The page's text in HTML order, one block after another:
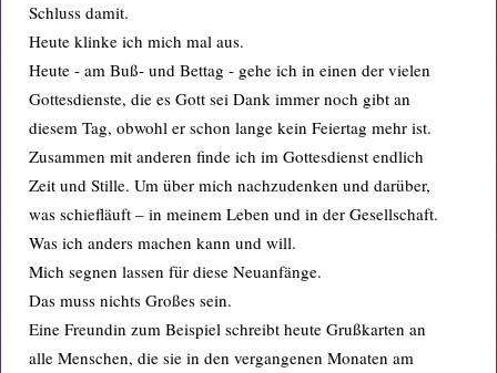
Schluss damit.
Heute klinke ich mich mal aus.
Heute - am Buß- und Bettag - gehe ich in einen der vielen
Gottesdienste, die es Gott sei Dank immer noch gibt an
diesem Tag, obwohl er schon lange kein Feiertag mehr ist.
Zusammen mit anderen finde ich im Gottesdienst endlich
Zeit und Stille. Um über mich nachzudenken und darüber,
was schiefläuft – in meinem Leben und in der Gesellschaft.
Was ich anders machen kann und will.
Mich segnen lassen für diese Neuanfänge.
Das muss nichts Großes sein.
Eine Freundin zum Beispiel schreibt heute Grußkarten an
alle Menschen, die sie in den vergangenen Monaten am